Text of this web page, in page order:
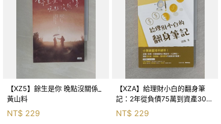
【XZ5】餘生是你 晚點沒關係_
黃山料
NT$ 229
【XZA】給理財小白的翻身筆
記：2年從負債75萬到資產300
萬，ETF讓我走在財務自由路上_
鐵蛋
NT$ 229